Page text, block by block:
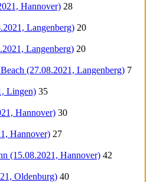
Hannover) 28
Langenberg) 20
Langenberg) 20
(27.08.2021, Langenberg) 7
Lingen) 35
Hannover) 30
Hannover) 27
(15.08.2021, Hannover) 42
Oldenburg) 40